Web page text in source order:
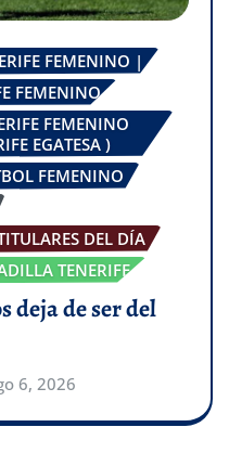
FEMENINO |
FEMENINO
FEMENINO
EGATESA )
FEMENINO
DEL DÍA
TENERIFE
deja de ser del
6, 2026